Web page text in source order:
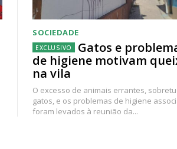
SOCIEDADE
Gatos e
de higiene motivam
na vila
O excesso de animais errantes,
gatos, e os problemas de higiene
foram levados à reunião da...